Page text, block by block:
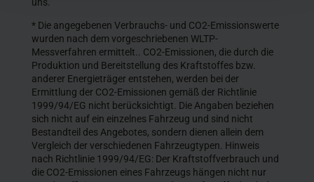
* Die angegebenen Verbrauchs- und CO2-Emissionswerte
wurden nach dem vorgeschriebenen WLTP-
Messverfahren ermittelt.. CO2-Emissionen, die durch die
Produktion und Bereitstellung des Kraftstoffes bzw.
anderer Energieträger entstehen, werden bei der
Ermittlung der CO2-Emissionen gemäß der Richtlinie
1999/94/EG nicht berücksichtigt. Die Angaben beziehen
sich nicht auf ein einzelnes Fahrzeug und sind nicht
Bestandteil des Angebotes, sondern dienen allein dem
Vergleich der verschiedenen Fahrzeugtypen. Hinweis
nach Richtlinie 1999/94/EG: Der Kraftstoffverbrauch und
die CO2-Emissionen eines Fahrzeugs hängen nicht nur